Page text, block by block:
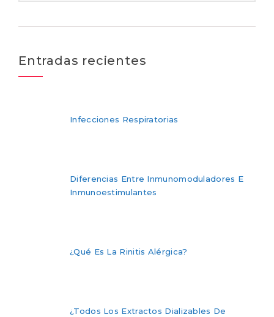
Entradas recientes
Infecciones Respiratorias
Diferencias Entre Inmunomoduladores E
Inmunoestimulantes
¿Qué Es La Rinitis Alérgica?
¿Todos Los Extractos Dializables De